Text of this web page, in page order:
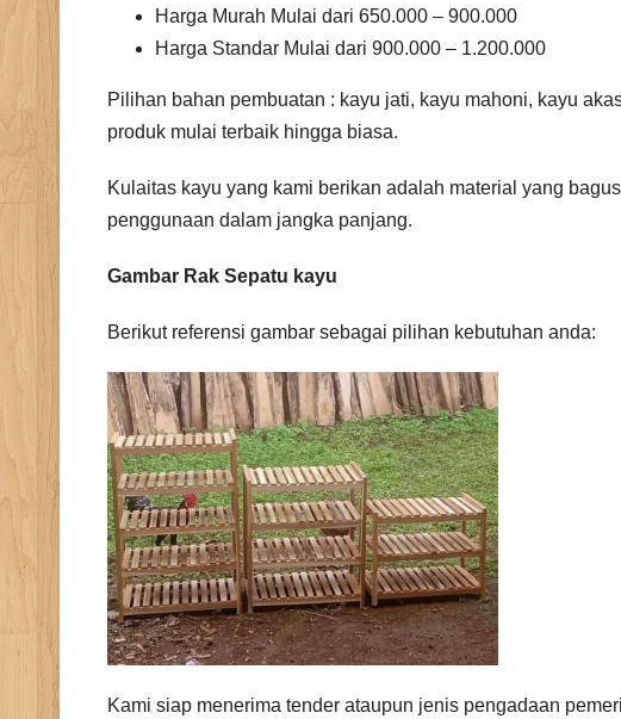
Harga Murah Mulai dari 650.000 – 900.000
Harga Standar Mulai dari 900.000 – 1.200.000
Pilihan bahan pembuatan : kayu jati, kayu mahoni, kayu
produk mulai terbaik hingga biasa.
Kulaitas kayu yang kami berikan adalah material yang
penggunaan dalam jangka panjang.
Gambar Rak Sepatu kayu
Berikut referensi gambar sebagai pilihan kebutuhan anda:
Kami siap menerima tender ataupun jenis pengadaan